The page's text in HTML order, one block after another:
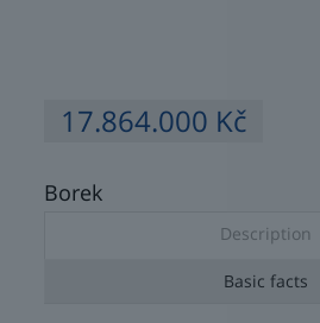
17.864.000 Kč
Borek
Description
Basic facts